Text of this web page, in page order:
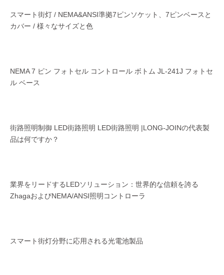
スマート街灯 / NEMA&ANSI準拠7ピンソケット、7ピンベースと
カバー / 様々なサイズと色
NEMA 7 ピン フォトセル コントロール ボトム JL-241J フォトセ
ル ベース
街路照明制御 LED街路照明 LED街路照明 |LONG-JOINの代表製
品は何ですか？
業界をリードするLEDソリューション：世界的な信頼を誇る
ZhagaおよびNEMA/ANSI照明コントローラ
スマート街灯分野に応用される光電池製品